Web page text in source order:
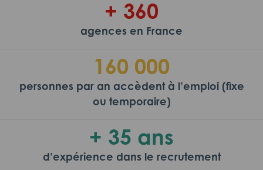
+ 360
agences en France
160 000
personnes par an accèdent à l’emploi (fixe
ou temporaire)
+ 35 ans
d’expérience dans le recrutement